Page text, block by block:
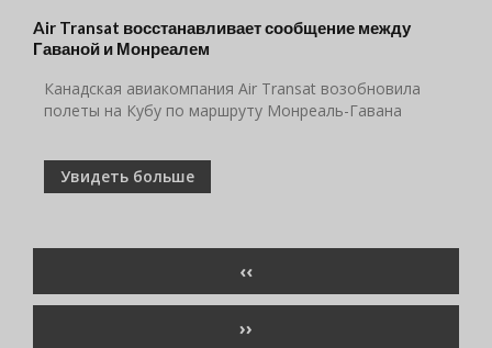
Air Transat восстанавливает сообщение между
Гаваной и Монреалем
Канадская авиакомпания Air Transat возобновила
полеты на Кубу по маршруту Монреаль-Гавана
Увидеть больше
ПРЕДЫДУЩАЯ
СТРАНИЦА
‹‹
СЛЕДУЮЩАЯ
››